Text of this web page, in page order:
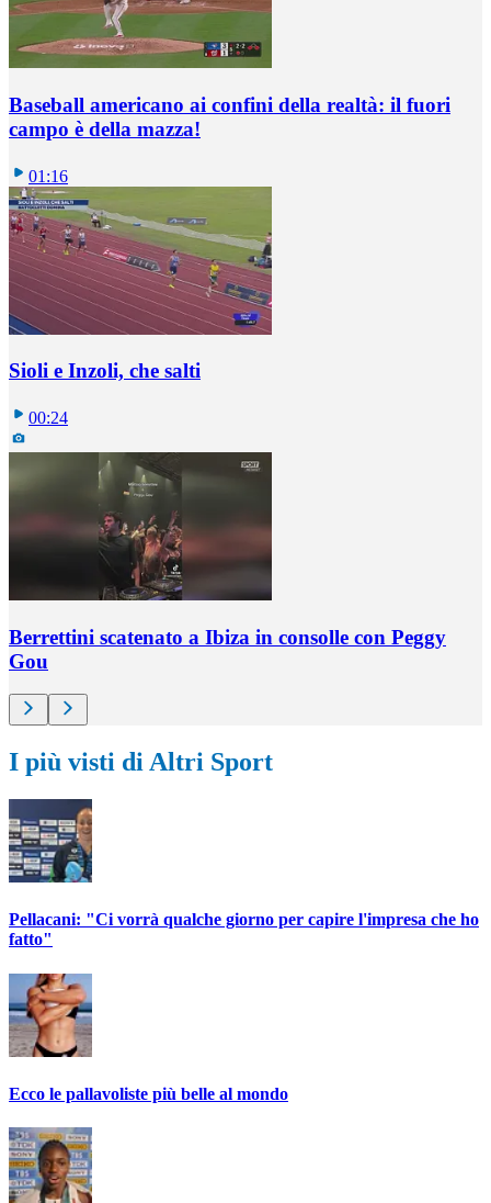
Baseball americano ai confini della realtà: il fuori
campo è della mazza!
01:16
Sioli e Inzoli, che salti
00:24
Berrettini scatenato a Ibiza in consolle con Peggy
Gou
I più visti di Altri Sport
Pellacani: "Ci vorrà qualche giorno per capire l'impresa che ho
fatto"
Ecco le pallavoliste più belle al mondo